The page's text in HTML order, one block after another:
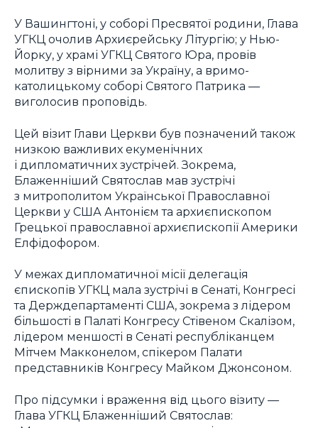
У Вашингтоні, у соборі Пресвятої родини, Глава
УГКЦ очолив Архиєрейську Літургію; у Нью-
Йорку, у храмі УГКЦ Святого Юра, провів
молитву з вірними за Україну, а вримо-
католицькому соборі Святого Патрика —
виголосив проповідь.
Цей візит Глави Церкви був позначений також
низкою важливих екуменічних
і дипломатичних зустрічей. Зокрема,
Блаженніший Святослав мав зустрічі
з митрополитом Української Православної
Церкви у США Антонієм та архиєпископом
Грецької православної архиєпископії Америки
Елфідофором.
У межах дипломатичної місії делегація
єпископів УГКЦ мала зустрічі в Сенаті, Конгресі
та Держдепартаменті США, зокрема з лідером
більшості в Палаті Конгресу Стівеном Скалізом,
лідером меншості в Сенаті республіканцем
Мітчем Макконелом, спікером Палати
представників Конгресу Майком Джонсоном.
Про підсумки і враження від цього візиту —
Глава УГКЦ Блаженніший Святослав: